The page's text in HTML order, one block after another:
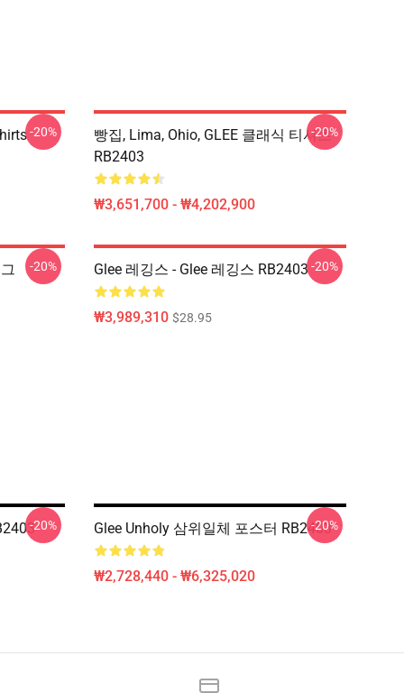
-20%
빵집, Lima, Ohio, GLEE 클래식 티셔츠
RB2403
₩3,651,700 - ₩4,202,900
-20%
-20% Glee 레깅스 - Glee 레깅스 RB2403
₩3,989,310 $28.95
-20%
-20% Glee Unholy 삼위일체 포스터 RB2403
₩2,728,440 - ₩6,325,020
-20%